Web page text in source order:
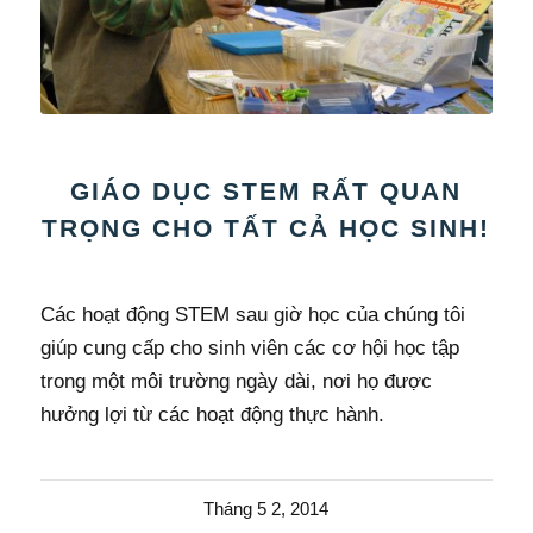
GIÁO DỤC STEM RẤT QUAN
TRỌNG CHO TẤT CẢ HỌC SINH!
Các hoạt động STEM sau giờ học của chúng tôi
giúp cung cấp cho sinh viên các cơ hội học tập
trong một môi trường ngày dài, nơi họ được
hưởng lợi từ các hoạt động thực hành.
Tháng 5 2, 2014